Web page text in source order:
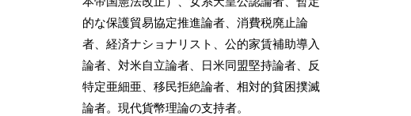
的な保護貿易協定推進論者、消費税廃止論
者、経済ナショナリスト、公的家賃補助導入
論者、対米自立論者、日米同盟堅持論者、反
特定亜細亜、移民拒絶論者、相対的貧困撲滅
論者。現代貨幣理論の支持者。